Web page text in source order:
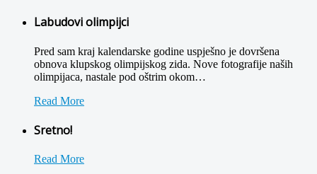
Labudovi olimpijci
Pred sam kraj kalendarske godine uspješno je dovršena
obnova klupskog olimpijskog zida. Nove fotografije naših
olimpijaca, nastale pod oštrim okom…
Read More
Sretno!
Read More